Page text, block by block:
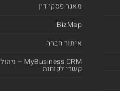
מאגר פסקי דין
BizMap
איתור חברה
MyBusiness CRM – ניהול
קשרי לקוחות